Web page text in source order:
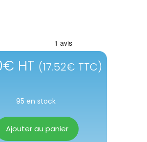
€ HT (17.52€ TTC)
95 en stock
Ajouter au panier